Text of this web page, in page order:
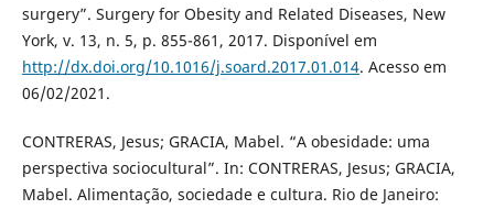
surgery”. Surgery for Obesity and Related Diseases, New
York, v. 13, n. 5, p. 855-861, 2017. Disponível em
http://dx.doi.org/10.1016/j.soard.2017.01.014. Acesso em
06/02/2021.
CONTRERAS, Jesus; GRACIA, Mabel. “A obesidade: uma
perspectiva sociocultural”. In: CONTRERAS, Jesus; GRACIA,
Mabel. Alimentação, sociedade e cultura. Rio de Janeiro: